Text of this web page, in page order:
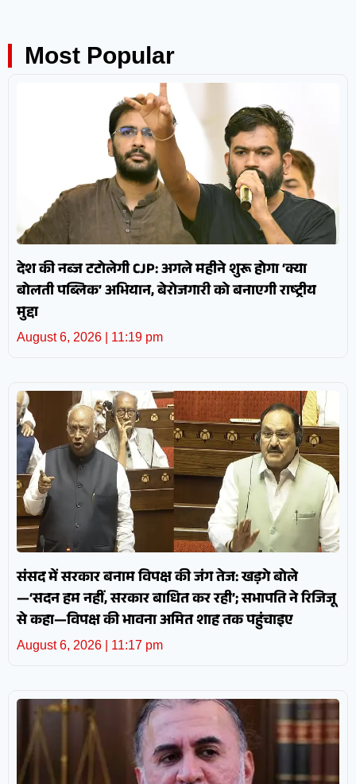
Most Popular
देश की नब्ज टटोलेगी CJP: अगले महीने शुरू होगा ‘क्या
बोलती पब्लिक’ अभियान, बेरोजगारी को बनाएगी राष्ट्रीय
मुद्दा
August 6, 2026 11:19 pm
संसद में सरकार बनाम विपक्ष की जंग तेज: खड़गे बोले
—‘सदन हम नहीं, सरकार बाधित कर रही’; सभापति ने रिजिजू
से कहा—विपक्ष की भावना अमित शाह तक पहुंचाइए
August 6, 2026 11:17 pm